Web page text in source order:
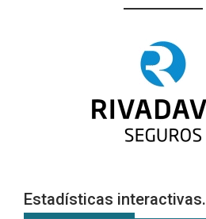
Estadísticas interactivas.